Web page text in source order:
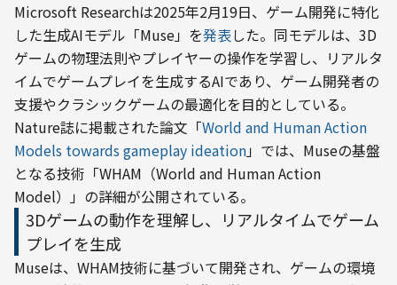
Microsoft Researchは2025年2月19日、ゲーム開発に特化
した生成AIモデル「Muse」を発表した。同モデルは、3D
ゲームの物理法則やプレイヤーの操作を学習し、リアルタ
イムでゲームプレイを生成するAIであり、ゲーム開発者の
支援やクラシックゲームの最適化を目的としている。
Nature誌に掲載された論文「World and Human Action
Models towards gameplay ideation」では、Museの基盤
となる技術「WHAM（World and Human Action
Model）」の詳細が公開されている。
3Dゲームの動作を理解し、リアルタイムでゲーム
プレイを生成
Museは、WHAM技術に基づいて開発され、ゲームの環境